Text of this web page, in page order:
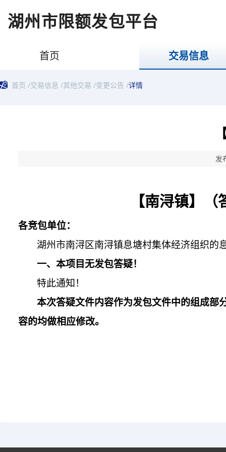
湖州市限额发包平台
首页 交易信息
首页 /交易信息 /其他交易 /变更公告 /详情
发
【南浔镇】（
各竞包单位：
湖州市南浔区南浔镇息塘村集体经济组织的
一、本项目 无发包答疑！
特此通知！
本次答疑文件内容作为发包文件中的组成部
容的均做相应修改。